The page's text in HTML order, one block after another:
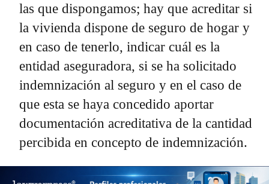
las que dispongamos; hay que acreditar si
la vivienda dispone de seguro de hogar y
en caso de tenerlo, indicar cuál es la
entidad aseguradora, si se ha solicitado
indemnización al seguro y en el caso de
que esta se haya concedido aportar
documentación acreditativa de la cantidad
percibida en concepto de indemnización.